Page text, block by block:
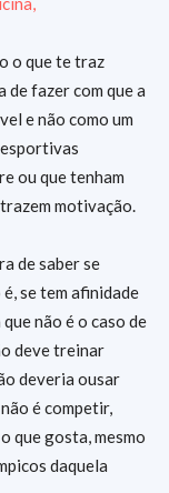
o que te traz
de fazer com que a
e não como um
ou que tenham
motivação.
de saber se
se tem afinidade
não é o caso de
deve treinar
deveria ousar
é competir,
que gosta, mesmo
daquela